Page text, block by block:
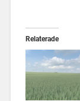
Relaterade